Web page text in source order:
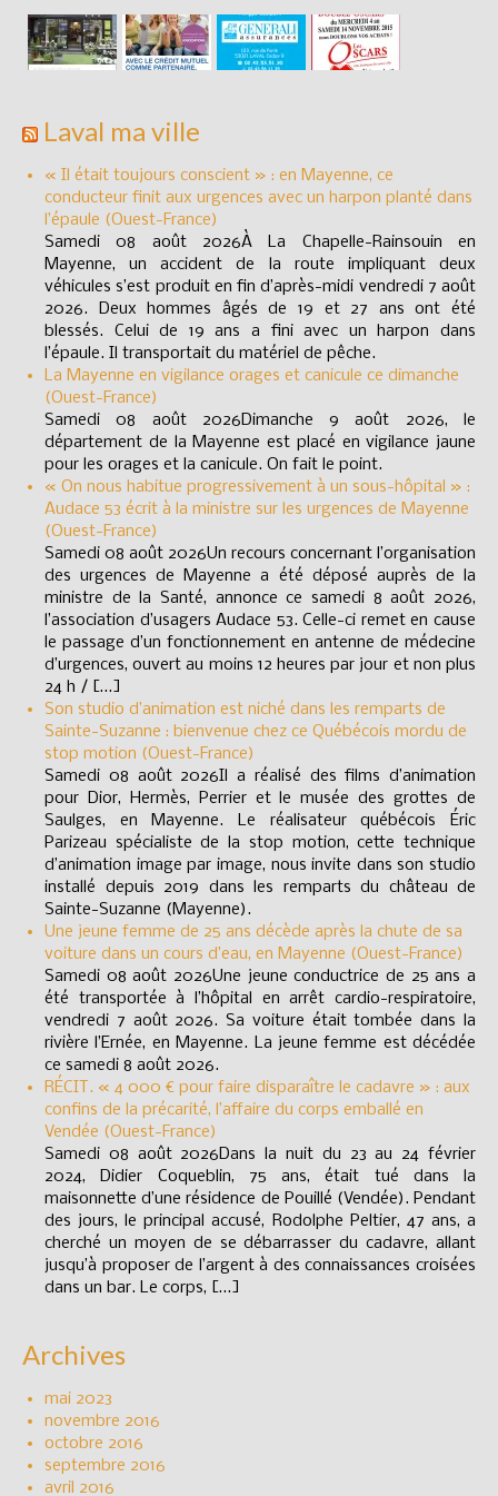
Laval ma ville
« Il était toujours conscient » : en Mayenne, ce
conducteur finit aux urgences avec un harpon planté dans
l’épaule (Ouest-France)
Samedi 08 août 2026À La Chapelle-Rainsouin en
Mayenne, un accident de la route impliquant deux
véhicules s’est produit en fin d’après-midi vendredi 7 août
2026. Deux hommes âgés de 19 et 27 ans ont été
blessés. Celui de 19 ans a fini avec un harpon dans
l’épaule. Il transportait du matériel de pêche.
La Mayenne en vigilance orages et canicule ce dimanche
(Ouest-France)
Samedi 08 août 2026Dimanche 9 août 2026, le
département de la Mayenne est placé en vigilance jaune
pour les orages et la canicule. On fait le point.
« On nous habitue progressivement à un sous-hôpital » :
Audace 53 écrit à la ministre sur les urgences de Mayenne
(Ouest-France)
Samedi 08 août 2026Un recours concernant l’organisation
des urgences de Mayenne a été déposé auprès de la
ministre de la Santé, annonce ce samedi 8 août 2026,
l’association d’usagers Audace 53. Celle-ci remet en cause
le passage d’un fonctionnement en antenne de médecine
d’urgences, ouvert au moins 12 heures par jour et non plus
24 h / […]
Son studio d’animation est niché dans les remparts de
Sainte-Suzanne : bienvenue chez ce Québécois mordu de
stop motion (Ouest-France)
Samedi 08 août 2026Il a réalisé des films d’animation
pour Dior, Hermès, Perrier et le musée des grottes de
Saulges, en Mayenne. Le réalisateur québécois Éric
Parizeau spécialiste de la stop motion, cette technique
d’animation image par image, nous invite dans son studio
installé depuis 2019 dans les remparts du château de
Sainte-Suzanne (Mayenne).
Une jeune femme de 25 ans décède après la chute de sa
voiture dans un cours d’eau, en Mayenne (Ouest-France)
Samedi 08 août 2026Une jeune conductrice de 25 ans a
été transportée à l’hôpital en arrêt cardio-respiratoire,
vendredi 7 août 2026. Sa voiture était tombée dans la
rivière l’Ernée, en Mayenne. La jeune femme est décédée
ce samedi 8 août 2026.
RÉCIT. « 4 000 € pour faire disparaître le cadavre » : aux
confins de la précarité, l’affaire du corps emballé en
Vendée (Ouest-France)
Samedi 08 août 2026Dans la nuit du 23 au 24 février
2024, Didier Coqueblin, 75 ans, était tué dans la
maisonnette d’une résidence de Pouillé (Vendée). Pendant
des jours, le principal accusé, Rodolphe Peltier, 47 ans, a
cherché un moyen de se débarrasser du cadavre, allant
jusqu’à proposer de l’argent à des connaissances croisées
dans un bar. Le corps, […]
Archives
mai 2023
novembre 2016
octobre 2016
septembre 2016
avril 2016